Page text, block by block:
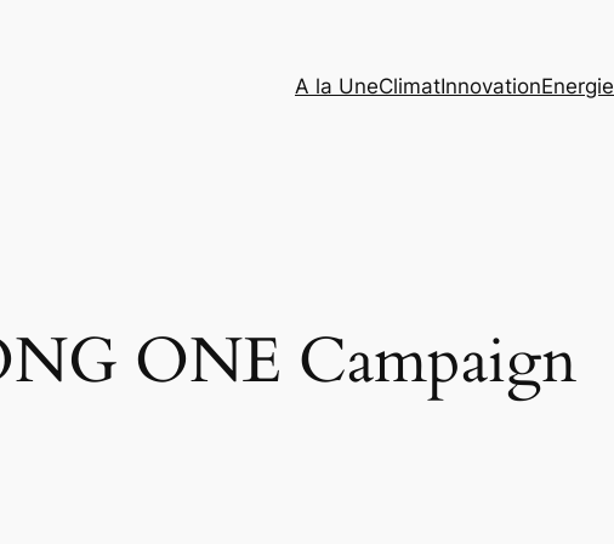
A la UneClimatInnovationEnergie
ONE Campaign